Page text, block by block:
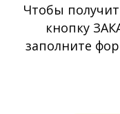
Чтобы
кнопку
заполните